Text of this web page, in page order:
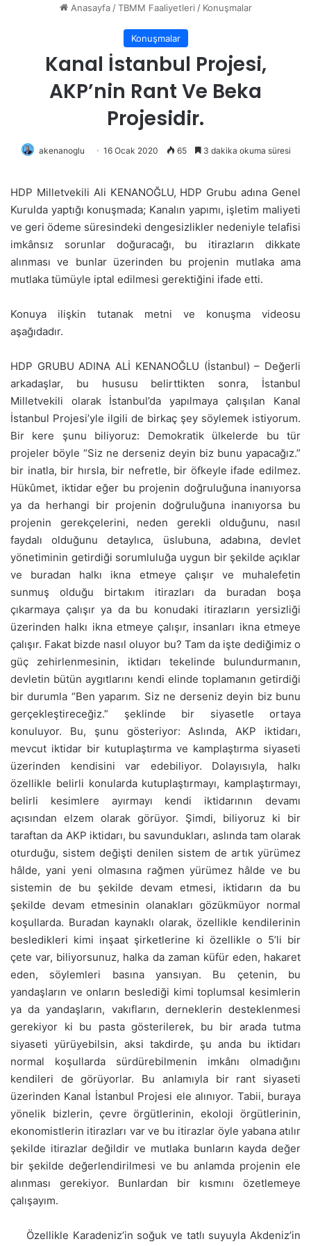
Anasayfa / TBMM Faaliyetleri / Konuşmalar
Konuşmalar
Kanal İstanbul Projesi,
AKP’nin Rant Ve Beka
Projesidir.
akenanoglu 16 Ocak 2020 65 3 dakika okuma süresi
HDP Milletvekili Ali KENANOĞLU, HDP Grubu adına Genel
Kurulda yaptığı konuşmada; Kanalın yapımı, işletim maliyeti
ve geri ödeme süresindeki dengesizlikler nedeniyle telafisi
imkânsız sorunlar doğuracağı, bu itirazların dikkate
alınması ve bunlar üzerinden bu projenin mutlaka ama
mutlaka tümüyle iptal edilmesi gerektiğini ifade etti.
Konuya ilişkin tutanak metni ve konuşma videosu
aşağıdadır.
HDP GRUBU ADINA ALİ KENANOĞLU (İstanbul) – Değerli
arkadaşlar, bu hususu belirttikten sonra, İstanbul
Milletvekili olarak İstanbul’da yapılmaya çalışılan Kanal
İstanbul Projesi’yle ilgili de birkaç şey söylemek istiyorum.
Bir kere şunu biliyoruz: Demokratik ülkelerde bu tür
projeler böyle “Siz ne derseniz deyin biz bunu yapacağız.”
bir inatla, bir hırsla, bir nefretle, bir öfkeyle ifade edilmez.
Hükûmet, iktidar eğer bu projenin doğruluğuna inanıyorsa
ya da herhangi bir projenin doğruluğuna inanıyorsa bu
projenin gerekçelerini, neden gerekli olduğunu, nasıl
faydalı olduğunu detaylıca, üslubuna, adabına, devlet
yönetiminin getirdiği sorumluluğa uygun bir şekilde açıklar
ve buradan halkı ikna etmeye çalışır ve muhalefetin
sunmuş olduğu birtakım itirazları da buradan boşa
çıkarmaya çalışır ya da bu konudaki itirazların yersizliği
üzerinden halkı ikna etmeye çalışır, insanları ikna etmeye
çalışır. Fakat bizde nasıl oluyor bu? Tam da işte dediğimiz o
güç zehirlenmesinin, iktidarı tekelinde bulundurmanın,
devletin bütün aygıtlarını kendi elinde toplamanın getirdiği
bir durumla “Ben yaparım. Siz ne derseniz deyin biz bunu
gerçekleştireceğiz.” şeklinde bir siyasetle ortaya
konuluyor. Bu, şunu gösteriyor: Aslında, AKP iktidarı,
mevcut iktidar bir kutuplaştırma ve kamplaştırma siyaseti
üzerinden kendisini var edebiliyor. Dolayısıyla, halkı
özellikle belirli konularda kutuplaştırmayı, kamplaştırmayı,
belirli kesimlere ayırmayı kendi iktidarının devamı
açısından elzem olarak görüyor. Şimdi, biliyoruz ki bir
taraftan da AKP iktidarı, bu savundukları, aslında tam olarak
oturduğu, sistem değişti denilen sistem de artık yürümez
hâlde, yani yeni olmasına rağmen yürümez hâlde ve bu
sistemin de bu şekilde devam etmesi, iktidarın da bu
şekilde devam etmesinin olanakları gözükmüyor normal
koşullarda. Buradan kaynaklı olarak, özellikle kendilerinin
besledikleri kimi inşaat şirketlerine ki özellikle o 5’li bir
çete var, biliyorsunuz, halka da zaman küfür eden, hakaret
eden, söylemleri basına yansıyan. Bu çetenin, bu
yandaşların ve onların beslediği kimi toplumsal kesimlerin
ya da yandaşların, vakıfların, derneklerin desteklenmesi
gerekiyor ki bu pasta gösterilerek, bu bir arada tutma
siyaseti yürüyebilsin, aksi takdirde, şu anda bu iktidarı
normal koşullarda sürdürebilmenin imkânı olmadığını
kendileri de görüyorlar. Bu anlamıyla bir rant siyaseti
üzerinden Kanal İstanbul Projesi ele alınıyor. Tabii, buraya
yönelik bizlerin, çevre örgütlerinin, ekoloji örgütlerinin,
ekonomistlerin itirazları var ve bu itirazlar öyle yabana atılır
şekilde itirazlar değildir ve mutlaka bunların kayda değer
bir şekilde değerlendirilmesi ve bu anlamda projenin ele
alınması gerekiyor. Bunlardan bir kısmını özetlemeye
çalışayım.
Özellikle Karadeniz’in soğuk ve tatlı suyuyla Akdeniz’in